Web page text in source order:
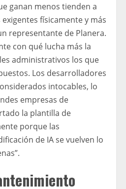
ganan menos tienden a
físicamente y más
representante de Planera.
con qué lucha más la
administrativos los que
Los desarrolladores
intocables, lo
empresas de
la plantilla de
porque las
de IA se vuelven lo